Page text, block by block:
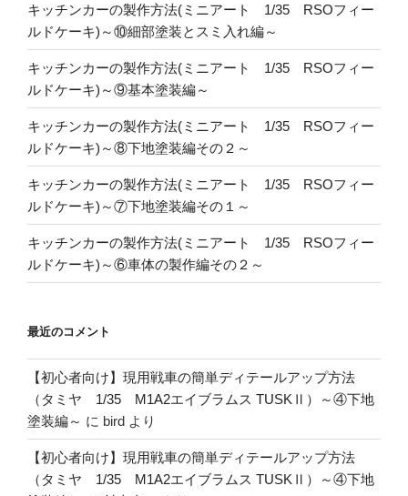
キッチンカーの製作方法(ミニアート 1/35 RSOフィー
ルドケーキ)～⑩細部塗装とスミ入れ編～
キッチンカーの製作方法(ミニアート 1/35 RSOフィー
ルドケーキ)～⑨基本塗装編～
キッチンカーの製作方法(ミニアート 1/35 RSOフィー
ルドケーキ)～⑧下地塗装編その２～
キッチンカーの製作方法(ミニアート 1/35 RSOフィー
ルドケーキ)～⑦下地塗装編その１～
キッチンカーの製作方法(ミニアート 1/35 RSOフィー
ルドケーキ)～⑥車体の製作編その２～
最近のコメント
【初心者向け】現用戦車の簡単ディテールアップ方法
（タミヤ 1/35 M1A2エイブラムス TUSKⅡ）～④下地
塗装編～ に bird より
【初心者向け】現用戦車の簡単ディテールアップ方法
（タミヤ 1/35 M1A2エイブラムス TUSKⅡ）～④下地